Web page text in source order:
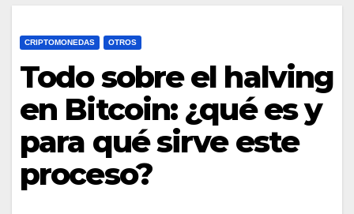
CRIPTOMONEDAS OTROS
Todo sobre el halving
en Bitcoin: ¿qué es y
para qué sirve este
proceso?